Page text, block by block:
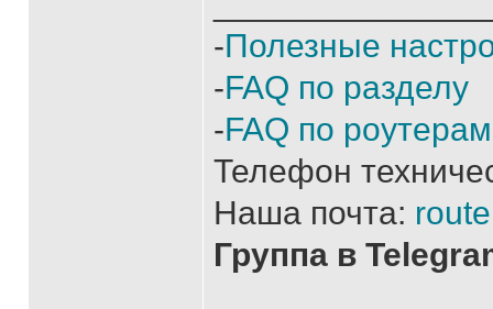
-Полезные
-FAQ по разделу
-FAQ по
Телефон
Наша почта:
Группа в